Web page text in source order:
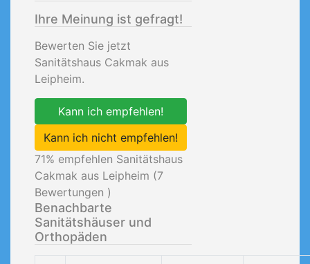
Ihre Meinung ist gefragt!
Bewerten Sie jetzt
Sanitätshaus Cakmak aus
Leipheim.
Kann ich empfehlen!
Kann ich nicht empfehlen!
71% empfehlen Sanitätshaus
Cakmak aus Leipheim (7
Bewertungen )
Benachbarte
Sanitätshäuser und
Orthopäden